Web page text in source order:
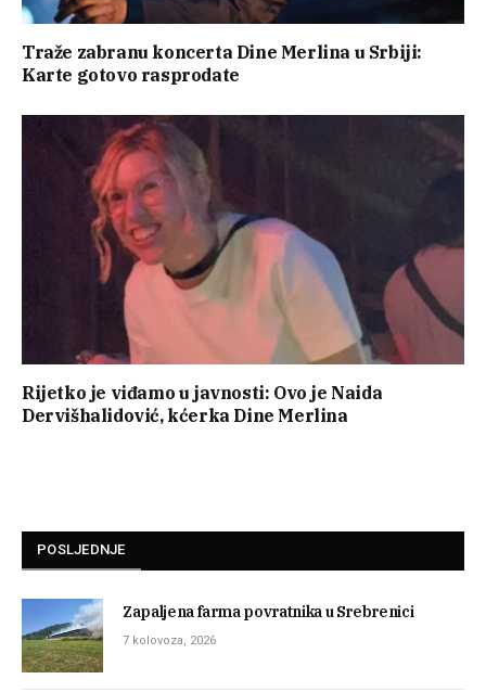
Traže zabranu koncerta Dine Merlina u Srbiji:
Karte gotovo rasprodate
Rijetko je viđamo u javnosti: Ovo je Naida
Dervišhalidović, kćerka Dine Merlina
POSLJEDNJE
Zapaljena farma povratnika u Srebrenici
7 kolovoza, 2026